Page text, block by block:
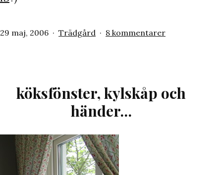
Publicerat
29 maj, 2006
Kategoriserat
Trädgård 8 kommentarertill
köksfönster, kylskåp och
händer…